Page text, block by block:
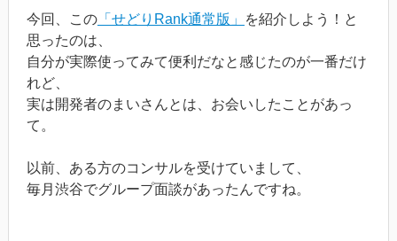
今回、この「せどりRank通常版」
を紹介しよう！と
思ったのは、
自分が実際使ってみて便利だなと感じたのが一番だけ
れど、
実は開発者のまいさんとは、お会いしたことがあっ
て。
以前、ある方のコンサルを受けていまして、
毎月渋谷でグループ面談があったんですね。